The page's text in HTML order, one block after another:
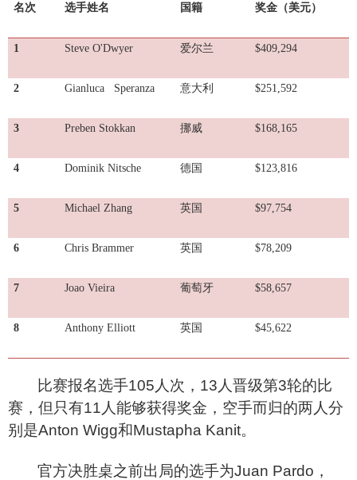
名次 选手姓名 国籍 奖金（美元）
1 Steve O'Dwyer 爱尔兰 $409,294
2 Gianluca Speranza 意大利 $251,592
3 Preben Stokkan 挪威 $168,165
4 Dominik Nitsche 德国 $123,816
5 Michael Zhang 英国 $97,754
6 Chris Brammer 英国 $78,209
7 Joao Vieira 葡萄牙 $58,657
8 Anthony Elliott 英国 $45,622
比赛报名选手105人次，13人晋级第3轮的比
赛，但只有11人能够获得奖金，空手而归的两人分
别是Anton Wigg和Mustapha Kanit。
官方决胜桌之前出局的选手为Juan Pardo，